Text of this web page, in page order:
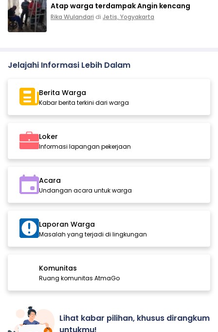
Atap warga terdampak Angin kencang
Rika Wulandari di Jetis, Yogyakarta
Jelajahi Informasi Lebih Dalam
Berita Warga
Kabar berita terkini dari warga
Loker
Informasi lapangan pekerjaan
Acara
Undangan acara untuk warga
Laporan Warga
Masalah yang terjadi di lingkungan
Komunitas
Ruang komunitas AtmaGo
Lihat kabar pilihan, khusus dirangkum
untukmu!